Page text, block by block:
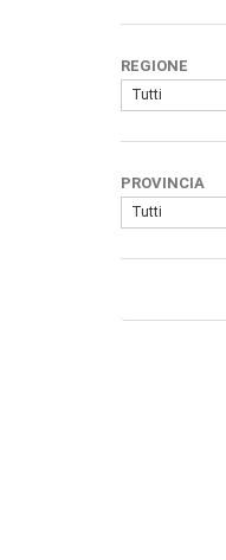
REGIONE
Tutti
PROVINCIA
Tutti